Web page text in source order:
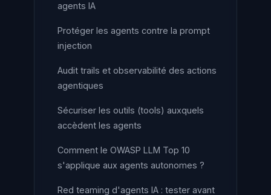
agents IA
Protéger les agents contre la prompt
injection
Audit trails et observabilité des actions
agentiques
Sécuriser les outils (tools) auxquels
accèdent les agents
Comment le OWASP LLM Top 10
s'applique aux agents autonomes ?
Red teaming d'agents IA : tester avant